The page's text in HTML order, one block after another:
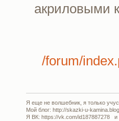
акриловыми
/forum/
Я еще не волшебник, я только
Мой блог: http://skazki-u-
Я ВК: https://vk.com/id187887278 и